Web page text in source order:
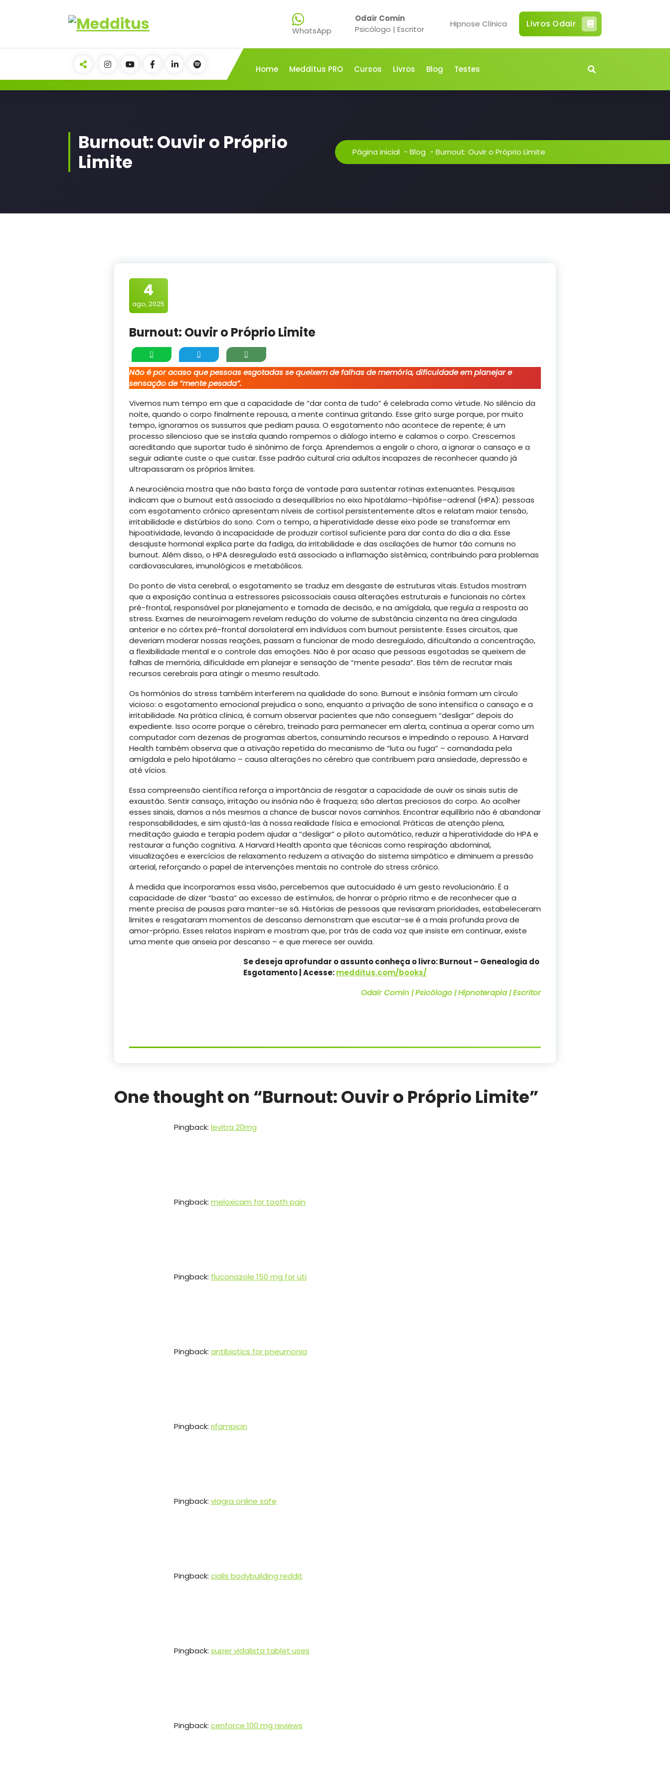
WhatsApp
Odair Comin
Psicólogo | Escritor
Hipnose Clínica Livros Odair
Home Medditus PRO Cursos Livros Blog Testes
Burnout: Ouvir o Próprio
Limite
Página inicial - Blog - Burnout: Ouvir o Próprio Limite
4
ago, 2025
Burnout: Ouvir o Próprio Limite
Não é por acaso que pessoas esgotadas se queixem de falhas de memória, dificuldade em planejar e
sensação de “mente pesada”.
Vivemos num tempo em que a capacidade de “dar conta de tudo” é celebrada como virtude. No silêncio da
noite, quando o corpo finalmente repousa, a mente continua gritando. Esse grito surge porque, por muito
tempo, ignoramos os sussurros que pediam pausa. O esgotamento não acontece de repente; é um
processo silencioso que se instala quando rompemos o diálogo interno e calamos o corpo. Crescemos
acreditando que suportar tudo é sinônimo de força. Aprendemos a engolir o choro, a ignorar o cansaço e a
seguir adiante custe o que custar. Esse padrão cultural cria adultos incapazes de reconhecer quando já
ultrapassaram os próprios limites.
A neurociência mostra que não basta força de vontade para sustentar rotinas extenuantes. Pesquisas
indicam que o burnout está associado a desequilíbrios no eixo hipotálamo–hipófise–adrenal (HPA): pessoas
com esgotamento crônico apresentam níveis de cortisol persistentemente altos e relatam maior tensão,
irritabilidade e distúrbios do sono. Com o tempo, a hiperatividade desse eixo pode se transformar em
hipoatividade, levando à incapacidade de produzir cortisol suficiente para dar conta do dia a dia. Esse
desajuste hormonal explica parte da fadiga, da irritabilidade e das oscilações de humor tão comuns no
burnout. Além disso, o HPA desregulado está associado a inflamação sistêmica, contribuindo para problemas
cardiovasculares, imunológicos e metabólicos.
Do ponto de vista cerebral, o esgotamento se traduz em desgaste de estruturas vitais. Estudos mostram
que a exposição contínua a estressores psicossociais causa alterações estruturais e funcionais no córtex
pré-frontal, responsável por planejamento e tomada de decisão, e na amígdala, que regula a resposta ao
stress. Exames de neuroimagem revelam redução do volume de substância cinzenta na área cingulada
anterior e no córtex pré-frontal dorsolateral em indivíduos com burnout persistente. Esses circuitos, que
deveriam moderar nossas reações, passam a funcionar de modo desregulado, dificultando a concentração,
a flexibilidade mental e o controle das emoções. Não é por acaso que pessoas esgotadas se queixem de
falhas de memória, dificuldade em planejar e sensação de “mente pesada”. Elas têm de recrutar mais
recursos cerebrais para atingir o mesmo resultado.
Os hormônios do stress também interferem na qualidade do sono. Burnout e insônia formam um círculo
vicioso: o esgotamento emocional prejudica o sono, enquanto a privação de sono intensifica o cansaço e a
irritabilidade. Na prática clínica, é comum observar pacientes que não conseguem “desligar” depois do
expediente. Isso ocorre porque o cérebro, treinado para permanecer em alerta, continua a operar como um
computador com dezenas de programas abertos, consumindo recursos e impedindo o repouso. A Harvard
Health também observa que a ativação repetida do mecanismo de “luta ou fuga” – comandada pela
amígdala e pelo hipotálamo – causa alterações no cérebro que contribuem para ansiedade, depressão e
até vícios.
Essa compreensão científica reforça a importância de resgatar a capacidade de ouvir os sinais sutis de
exaustão. Sentir cansaço, irritação ou insônia não é fraqueza; são alertas preciosos do corpo. Ao acolher
esses sinais, damos a nós mesmos a chance de buscar novos caminhos. Encontrar equilíbrio não é abandonar
responsabilidades, e sim ajustá-las à nossa realidade física e emocional. Práticas de atenção plena,
meditação guiada e terapia podem ajudar a “desligar” o piloto automático, reduzir a hiperatividade do HPA e
restaurar a função cognitiva. A Harvard Health aponta que técnicas como respiração abdominal,
visualizações e exercícios de relaxamento reduzem a ativação do sistema simpático e diminuem a pressão
arterial, reforçando o papel de intervenções mentais no controle do stress crônico.
À medida que incorporamos essa visão, percebemos que autocuidado é um gesto revolucionário. É a
capacidade de dizer “basta” ao excesso de estímulos, de honrar o próprio ritmo e de reconhecer que a
mente precisa de pausas para manter-se sã. Histórias de pessoas que revisaram prioridades, estabeleceram
limites e resgataram momentos de descanso demonstram que escutar-se é a mais profunda prova de
amor-próprio. Esses relatos inspiram e mostram que, por trás de cada voz que insiste em continuar, existe
uma mente que anseia por descanso – e que merece ser ouvida.
Se deseja aprofundar o assunto conheça o livro: Burnout – Genealogia do
Esgotamento | Acesse:medditus.com/books/
Odair Comin | Psicólogo | Hipnoterapia | Escritor
One thought on “Burnout: Ouvir o Próprio Limite”
Pingback: levitra 20mg
Pingback: meloxicam for tooth pain
Pingback: fluconazole 150 mg for uti
Pingback: antibiotics for pneumonia
Pingback: rifampicin
Pingback: viagra online safe
Pingback: cialis bodybuilding reddit
Pingback: super vidalista tablet uses
Pingback: cenforce 100 mg reviews